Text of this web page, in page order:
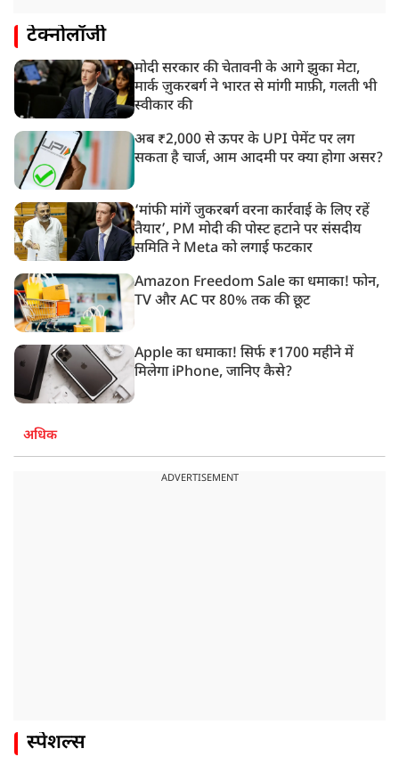
टेक्नोलॉजी
मोदी सरकार की चेतावनी के आगे झुका मेटा,
मार्क ज़ुकरबर्ग ने भारत से मांगी माफ़ी, गलती भी
स्वीकार की
अब ₹2,000 से ऊपर के UPI पेमेंट पर लग
सकता है चार्ज, आम आदमी पर क्या होगा असर?
‘मांफी मांगें जुकरबर्ग वरना कार्रवाई के लिए रहें
तैयार’, PM मोदी की पोस्ट हटाने पर संसदीय
समिति ने Meta को लगाई फटकार
Amazon Freedom Sale का धमाका! फोन,
TV और AC पर 80% तक की छूट
Apple का धमाका! सिर्फ ₹1700 महीने में
मिलेगा iPhone, जानिए कैसे?
अधिक
ADVERTISEMENT
स्पेशल्स